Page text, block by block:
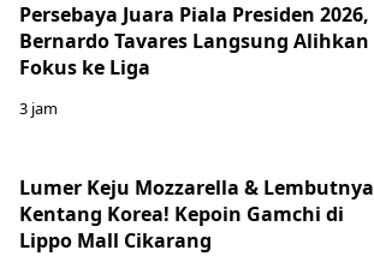
Persebaya Juara Piala Presiden 2026,
Bernardo Tavares Langsung Alihkan
Fokus ke Liga
3 jam
Lumer Keju Mozzarella & Lembutnya
Kentang Korea! Kepoin Gamchi di
Lippo Mall Cikarang